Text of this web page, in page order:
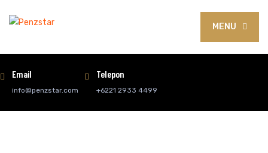
MENU
Email
info@penzstar.com
Telepon
+6221 2933 4499